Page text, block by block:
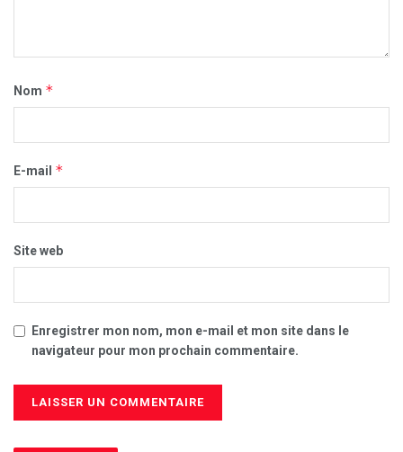
Nom *
E-mail *
Site web
Enregistrer mon nom, mon e-mail et mon site dans le
navigateur pour mon prochain commentaire.